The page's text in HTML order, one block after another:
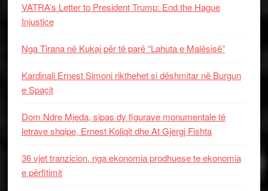
VATRA’s Letter to President Trump: End the Hague
Injustice
Nga Tirana në Kukaj për të parë “Lahuta e Malësisë”
Kardinali Ernest Simoni rikthehet si dëshmitar në Burgun
e Spaçit
Dom Ndre Mjeda, sipas dy figurave monumentale të
letrave shqipe, Ernest Koliqit dhe At Gjergj Fishta
36 vjet tranzicion, nga ekonomia prodhuese te ekonomia
e përfitimit